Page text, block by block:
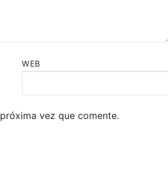
WEB
vez que comente.